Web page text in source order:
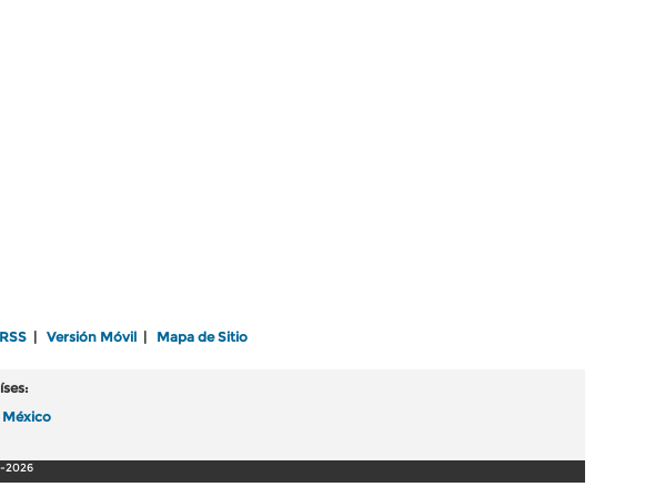
RSS Versión Móvil Mapa de Sitio
México
2026